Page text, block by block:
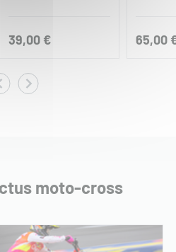
39,00 € 65,00
moto-cross